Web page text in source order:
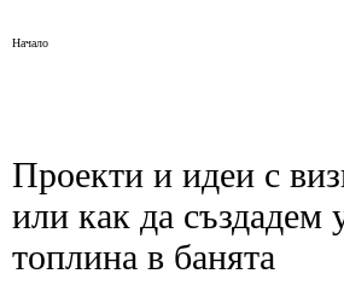
Начало
Проекти и идеи с
или как да създадем
топлина в банята